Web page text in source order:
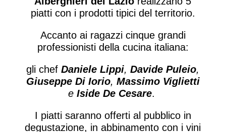
piatti con i prodotti tipici del territorio.
Accanto ai ragazzi cinque grandi
professionisti della cucina italiana:
gli chefDaniele Lippi,Davide Puleio,
Giuseppe Di Iorio, Massimo Viglietti
e Iside De Cesare.
I piatti saranno offerti al pubblico in
degustazione, in abbinamento con i vini